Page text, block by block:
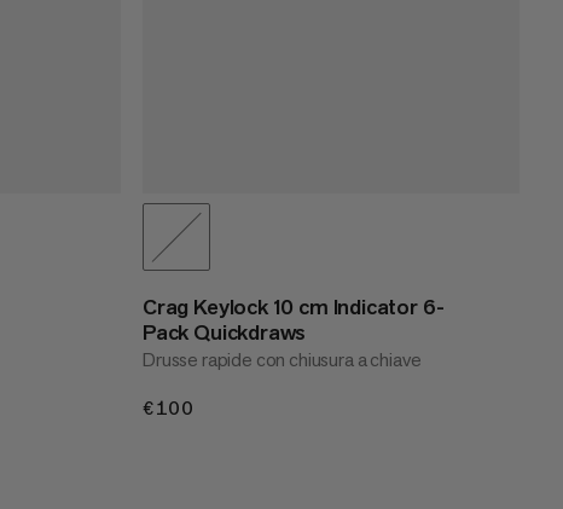
Crag Keylock 10 cm Indicator 6-
Pack Quickdraws
Drusse rapide con chiusura a chiave
€100